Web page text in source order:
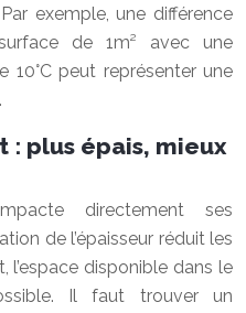
exemple, une différence
de 1m² avec une
10°C peut représenter une
: plus épais, mieux
directement ses
de l’épaisseur réduit les
l’espace disponible dans le
Il faut trouver un